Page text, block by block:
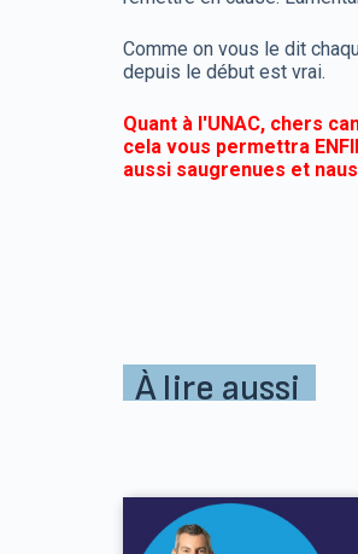
Comme on vous le dit
depuis le début est vrai.
Quant à l'UNAC, chers
cela vous permettra
aussi saugrenues et
À lire aussi